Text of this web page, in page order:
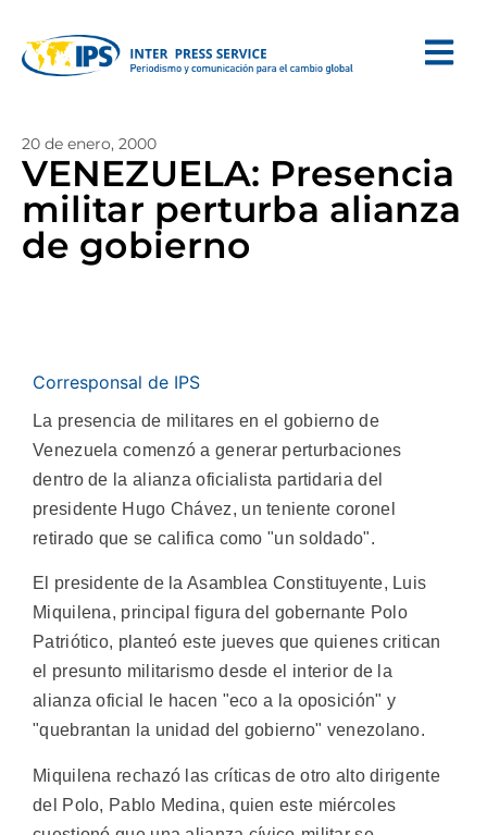
20 de enero, 2000
VENEZUELA: Presencia
militar perturba alianza
de gobierno
Corresponsal de IPS
La presencia de militares en el gobierno de
Venezuela comenzó a generar perturbaciones
dentro de la alianza oficialista partidaria del
presidente Hugo Chávez, un teniente coronel
retirado que se califica como "un soldado".
El presidente de la Asamblea Constituyente, Luis
Miquilena, principal figura del gobernante Polo
Patriótico, planteó este jueves que quienes critican
el presunto militarismo desde el interior de la
alianza oficial le hacen "eco a la oposición" y
"quebrantan la unidad del gobierno" venezolano.
Miquilena rechazó las críticas de otro alto dirigente
del Polo, Pablo Medina, quien este miércoles